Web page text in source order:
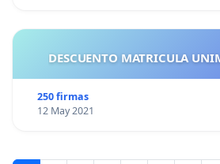
250 firmas
12 May 2021